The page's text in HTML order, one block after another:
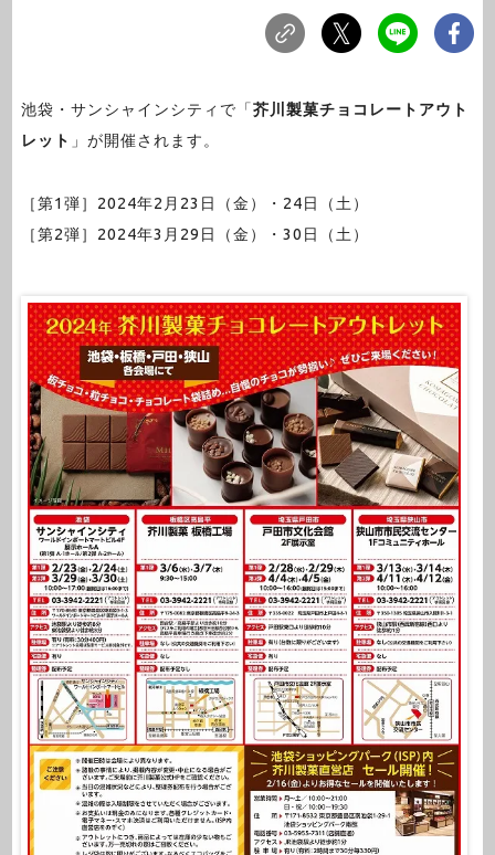
池袋・サンシャインシティで「芥川製菓チョコレートアウト
レット 」が開催されます。
［第1弾］2024年2月23日（金）・24日（土）
［第2弾］2024年3月29日（金）・30日（土）